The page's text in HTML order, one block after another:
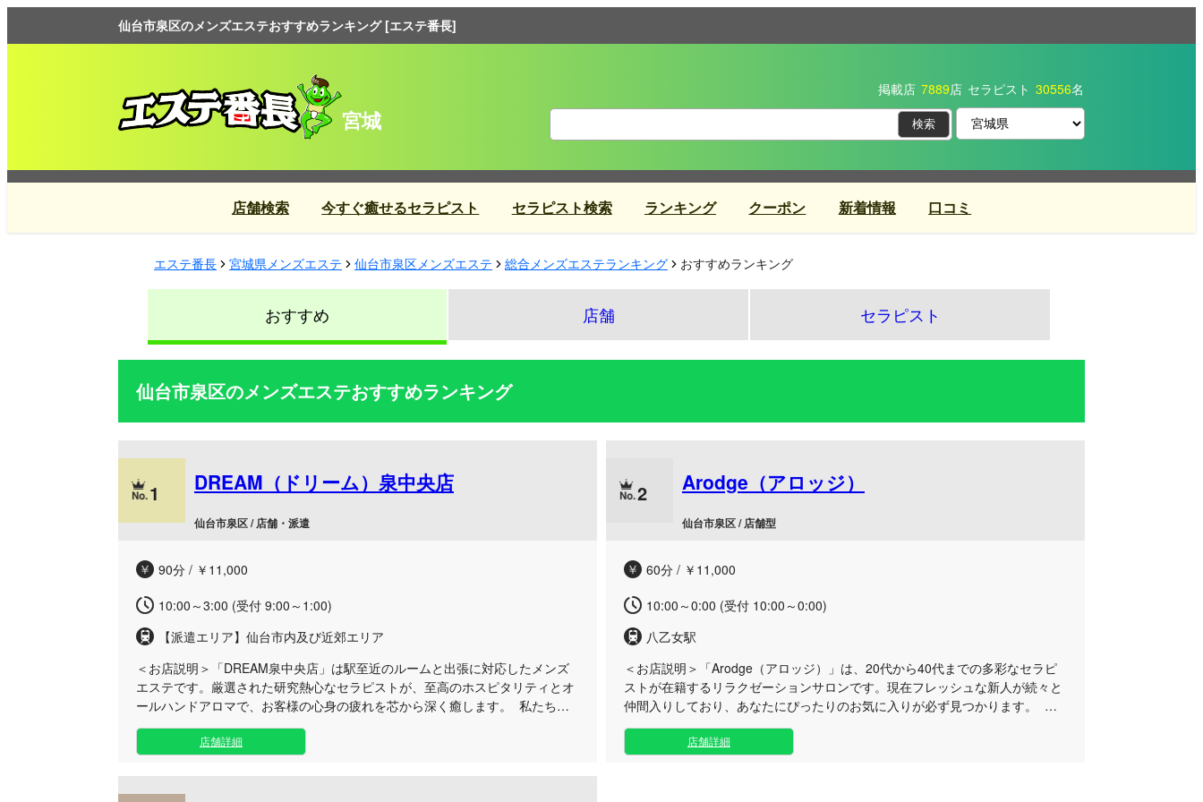
仙台市泉区のメンズエステおすすめランキング [エステ番長]
宮城
掲載店 7889店 セラピスト 30556名
店舗検索 今すぐ癒せるセラピスト セラピスト検索 ランキング クーポン 新着情報 口コミ
エステ番長 宮城県メンズエステ 仙台市泉区メンズエステ 総合メンズエステランキング おすすめランキング
おすすめ 店舗 セラピスト
仙台市泉区のメンズエステおすすめランキング
1 DREAM（ドリーム）泉中央店
仙台市泉区 / 店舗・派遣
90分 / ￥11,000
10:00～3:00 (受付 9:00～1:00)
【派遣エリア】仙台市内及び近郊エリア
＜お店説明＞ 「DREAM泉中央店」は駅至近のルームと出張に対応したメンズ
エステです。厳選された研究熱心なセラピストが、至高のホスピタリティとオ
ールハンドアロマで、お客様の心身の疲れを芯から深く癒します。 私たちは
「お客様を癒すこと」へ情熱を注ぎ、常に全力でおもてなしすることをお約束
いたします。 当店の自慢は、施術技術や知識のアップデートに日々励むセラ
店舗詳細
2 Arodge（アロッジ）
仙台市泉区 / 店舗型
60分 / ￥11,000
10:00～0:00 (受付 10:00～0:00)
八乙女駅
＜お店説明＞ 「Arodge（アロッジ）」は、20代から40代までの多彩なセラピ
ストが在籍するリラクゼーションサロンです。現在フレッシュな新人が続々と
仲間入りしており、あなたにぴったりのお気に入りが必ず見つかります。 当
店では、未経験のフレッシュなスタッフから確かな技術を持つ経験者まで、そ
れぞれの個性を活かしてお客様をおもてなしいたします。 幅広い年代のキャス
店舗詳細